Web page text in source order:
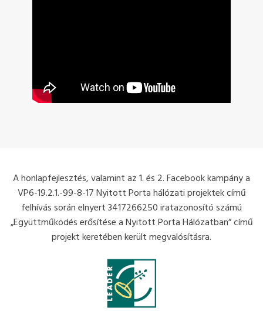
A honlapfejlesztés, valamint az 1. és 2. Facebook kampány a
VP6-19.2.1.-99-8-17 Nyitott Porta hálózati projektek című
felhívás során elnyert 3417266250 iratazonosító számú
„Együttműködés erősítése a Nyitott Porta Hálózatban” című
projekt keretében került megvalósításra.